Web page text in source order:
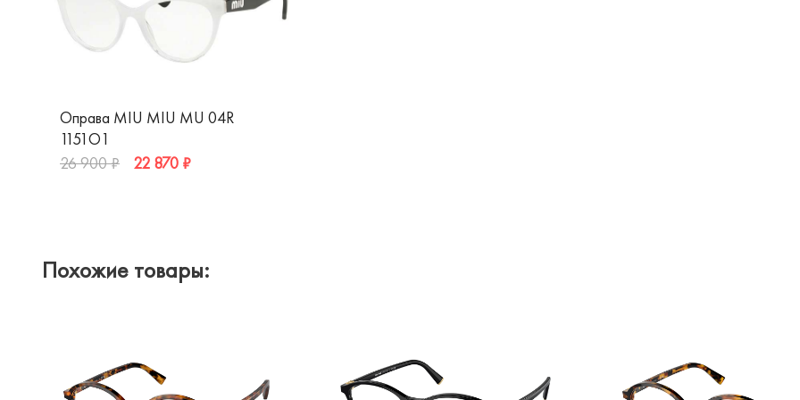
Оправа MIU MIU MU 04R
1151O1
26 900 ₽
22 870 ₽
Похожие товары: